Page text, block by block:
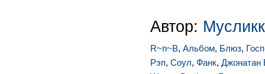
Автор:
R~n~B, Альбом, Блюз,
Рэп, Соул, Фанк, Джонатан